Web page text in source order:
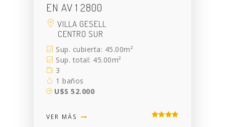
EN AV 1 2800
VILLA GESELL
CENTRO SUR
Sup. cubierta: 45.00m²
Sup. total: 45.00m²
3
1 baños
U$S 52.000
VER MÁS